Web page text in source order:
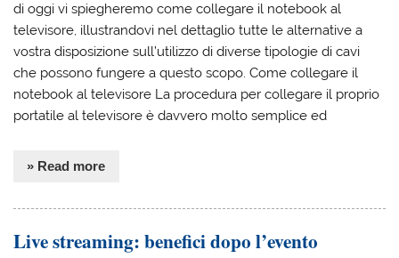
di oggi vi spiegheremo come collegare il notebook al
televisore, illustrandovi nel dettaglio tutte le alternative a
vostra disposizione sull’utilizzo di diverse tipologie di cavi
che possono fungere a questo scopo. Come collegare il
notebook al televisore La procedura per collegare il proprio
portatile al televisore è davvero molto semplice ed
» Read more
Live streaming: benefici dopo l’evento